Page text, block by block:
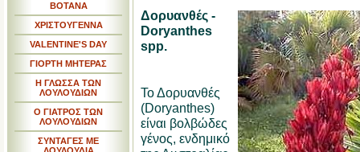
ΒΟΤΑΝΑ
ΧΡΙΣΤΟΥΓΕΝΝΑ
VALENTINE'S DAY
ΓΙΟΡΤΗ ΜΗΤΕΡΑΣ
Η ΓΛΩΣΣΑ ΤΩΝ
ΛΟΥΛΟΥΔΙΩΝ
Ο ΓΙΑΤΡΟΣ ΤΩΝ
ΛΟΥΛΟΥΔΙΩΝ
ΣΥΝΤΑΓΕΣ ΜΕ
Δορυανθές -
Doryanthes
spp.
Το Δορυανθές
(Doryanthes)
είναι βολβώδες
γένος, ενδημικό